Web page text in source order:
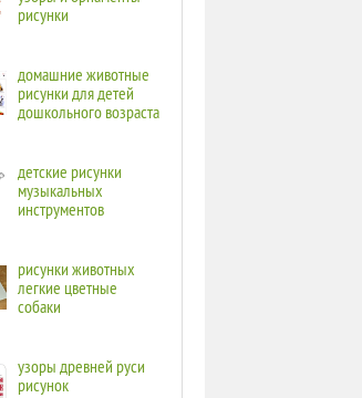
рисунки
домашние животные
рисунки для детей
дошкольного возраста
детские рисунки
музыкальных
инструментов
рисунки животных
легкие цветные
собаки
узоры древней руси
рисунок